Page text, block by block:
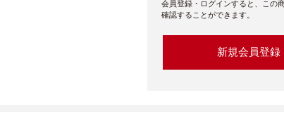
会員登録・ログインすると、この
確認することができます。
新規会員登録